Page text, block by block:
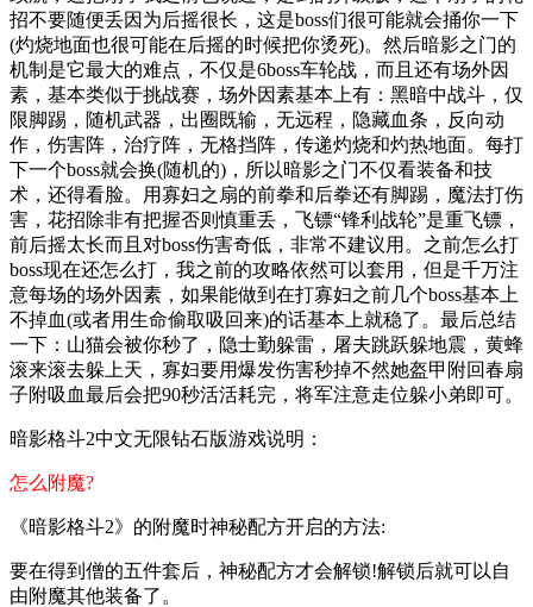
招不要随便丢因为后摇很长，这是boss们很可能就会捅你一下
(灼烧地面也很可能在后摇的时候把你烫死)。然后暗影之门的
机制是它最大的难点，不仅是6boss车轮战，而且还有场外因
素，基本类似于挑战赛，场外因素基本上有：黑暗中战斗，仅
限脚踢，随机武器，出圈既输，无远程，隐藏血条，反向动
作，伤害阵，治疗阵，无格挡阵，传递灼烧和灼热地面。每打
下一个boss就会换(随机的)，所以暗影之门不仅看装备和技
术，还得看脸。用寡妇之扇的前拳和后拳还有脚踢，魔法打伤
害，花招除非有把握否则慎重丢，飞镖“锋利战轮”是重飞镖，
前后摇太长而且对boss伤害奇低，非常不建议用。之前怎么打
boss现在还怎么打，我之前的攻略依然可以套用，但是千万注
意每场的场外因素，如果能做到在打寡妇之前几个boss基本上
不掉血(或者用生命偷取吸回来)的话基本上就稳了。最后总结
一下：山猫会被你秒了，隐士勤躲雷，屠夫跳跃躲地震，黄蜂
滚来滚去躲上天，寡妇要用爆发伤害秒掉不然她盔甲附回春扇
子附吸血最后会把90秒活活耗完，将军注意走位躲小弟即可。
暗影格斗2中文无限钻石版游戏说明：
怎么附魔?
《暗影格斗2》的附魔时神秘配方开启的方法:
要在得到僧的五件套后，神秘配方才会解锁!解锁后就可以自
由附魔其他装备了。